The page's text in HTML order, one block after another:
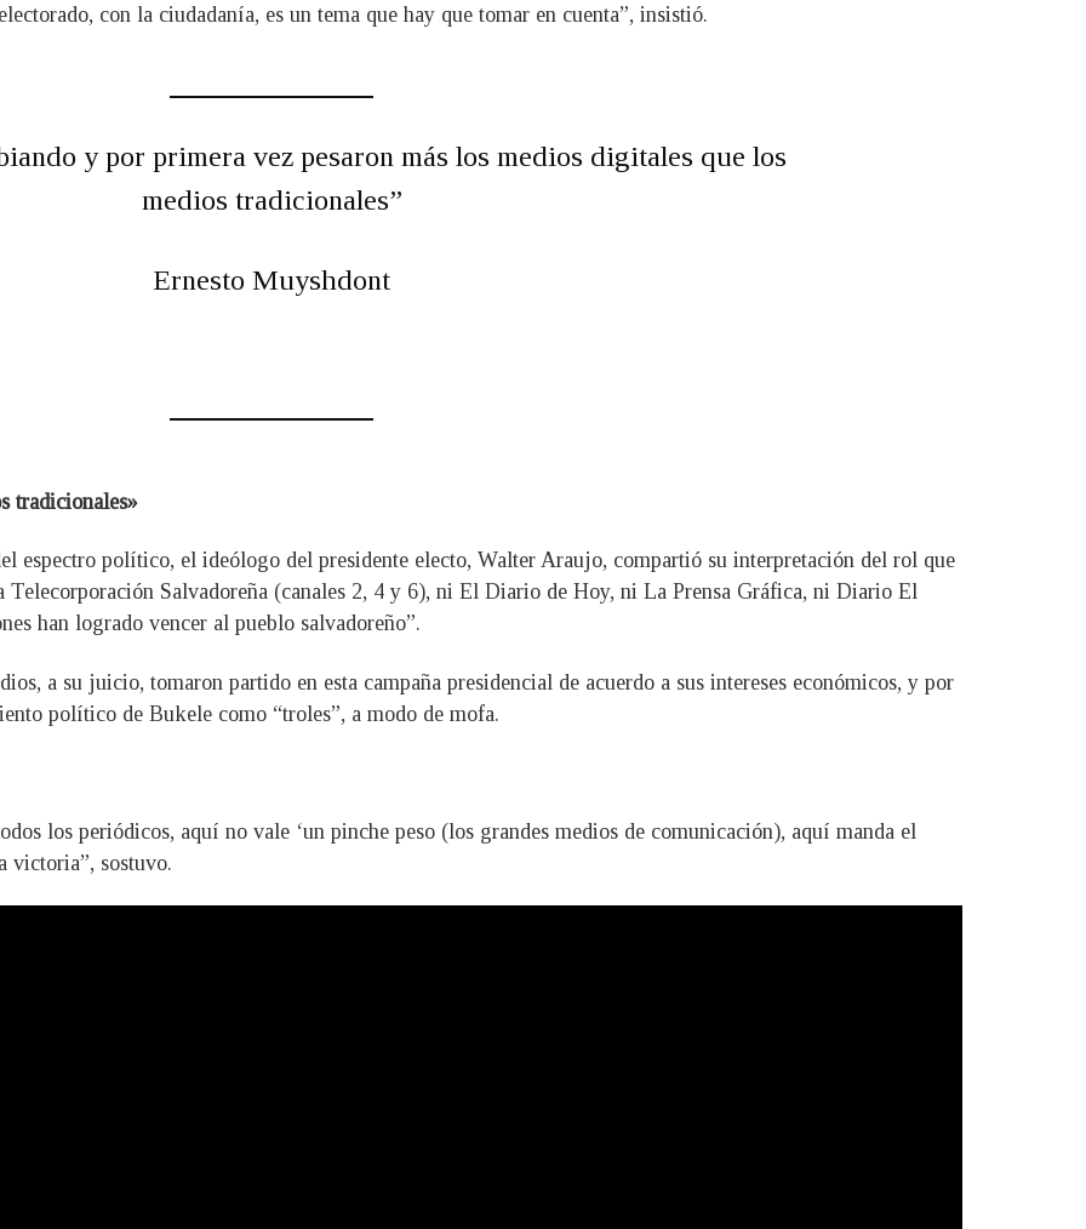
con la ciudadanía, es un tema que hay que tomar en cuenta”, insistió.
y por primera vez pesaron más los medios digitales que los
medios tradicionales”
Ernesto Muyshdont
tradicionales»
espectro político, el ideólogo del presidente electo, Walter Araujo, compartió su interpretación del rol que
Salvadoreña (canales 2, 4 y 6), ni El Diario de Hoy, ni La Prensa Gráfica, ni Diario El
han logrado vencer al pueblo salvadoreño”.
a su juicio, tomaron partido en esta campaña presidencial de acuerdo a sus intereses económicos, y por
político de Bukele como “troles”, a modo de mofa.
los periódicos, aquí no vale ‘un pinche peso (los grandes medios de comunicación), aquí manda el
victoria”, sostuvo.